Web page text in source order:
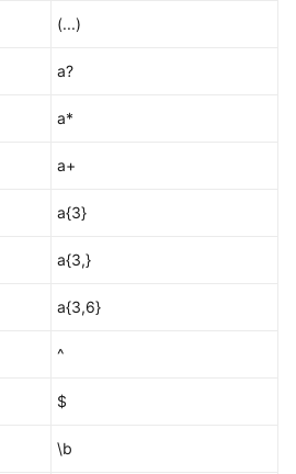
(...)
a?
a*
a+
a{3}
a{3,}
a{3,6}
^
$
\b